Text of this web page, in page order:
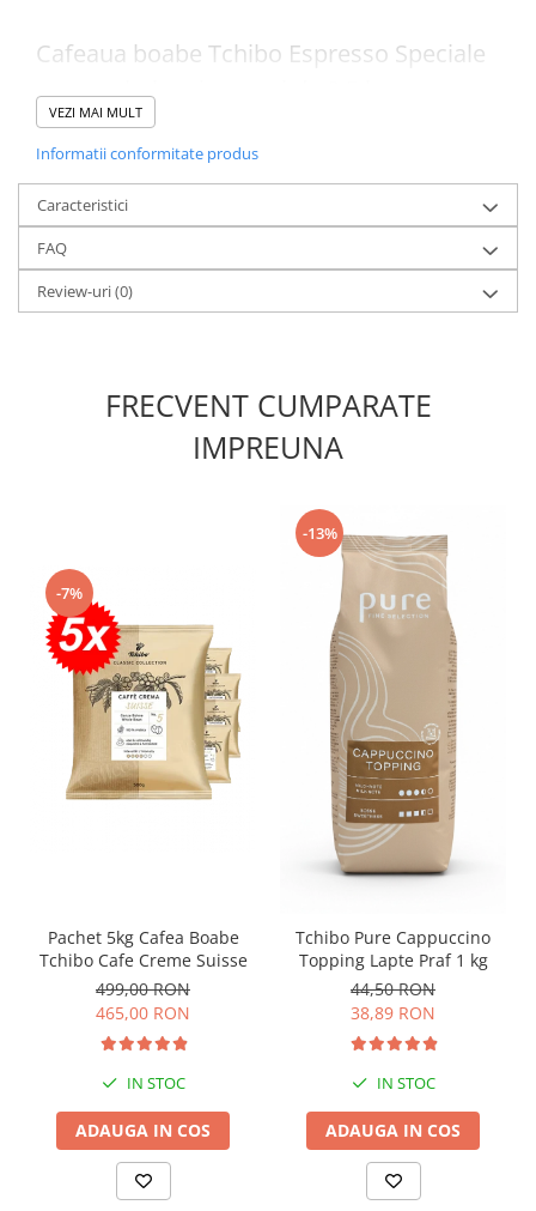
Cafeaua boabe Tchibo Espresso Speciale
este ambalata in pungi de 0.5 kg.
Un bax contine 10 pungi.
VEZI MAI MULT
Informatii conformitate produs
Caracteristici
FAQ
Review-uri(0)
FRECVENT CUMPARATE
IMPREUNA
-7%
Pachet 5kg Cafea Boabe
Tchibo Cafe Creme Suisse
499,00 RON
465,00 RON
IN STOC
ADAUGA IN COS
-13%
Tchibo Pure Cappuccino
Topping Lapte Praf 1 kg
44,50 RON
38,89 RON
IN STOC
ADAUGA IN COS